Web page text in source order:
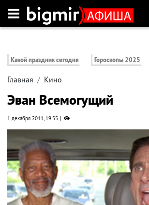
Какой праздник сегодня Гороскопы 2025
Главная Кино
Эван Всемогущий
1 декабря 2011, 19:55